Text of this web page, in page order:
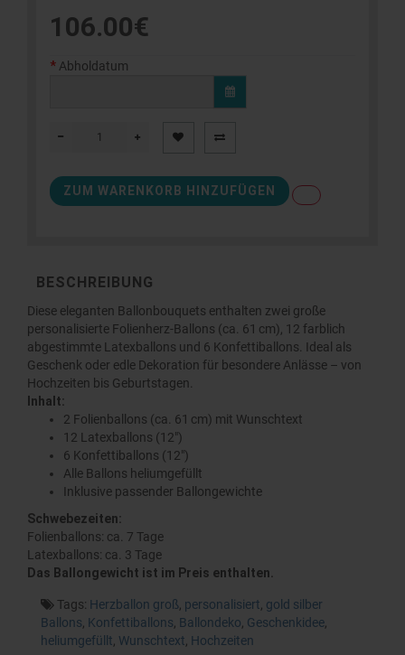
106.00€
Abholdatum
ZUM WARENKORB HINZUFÜGEN
BESCHREIBUNG
Diese eleganten Ballonbouquets enthalten zwei große
personalisierte Folienherz-Ballons (ca. 61 cm), 12 farblich
abgestimmte Latexballons und 6 Konfettiballons. Ideal als
Geschenk oder edle Dekoration für besondere Anlässe – von
Hochzeiten bis Geburtstagen.
Inhalt:
2 Folienballons (ca. 61 cm) mit Wunschtext
12 Latexballons (12")
6 Konfettiballons (12")
Alle Ballons heliumgefüllt
Inklusive passender Ballongewichte
Schwebezeiten:
Folienballons: ca. 7 Tage
Latexballons: ca. 3 Tage
Das Ballongewicht ist im Preis enthalten.
Tags: Herzballon groß personalisiert gold silber
Ballons Konfettiballons Ballondeko Geschenkidee
heliumgefüllt Wunschtext Hochzeiten